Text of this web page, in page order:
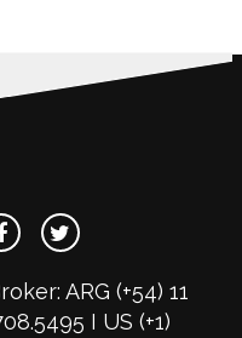
ARG (+54) 11
I US (+1)